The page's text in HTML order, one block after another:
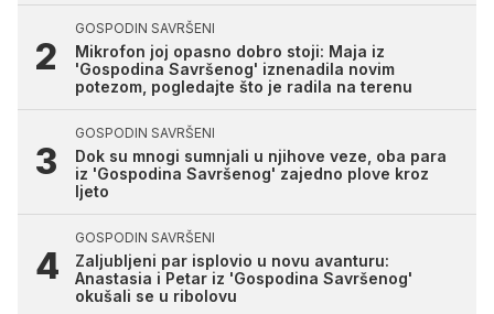
GOSPODIN SAVRŠENI
Mikrofon joj opasno dobro stoji: Maja iz
'Gospodina Savršenog' iznenadila novim
potezom, pogledajte što je radila na terenu
GOSPODIN SAVRŠENI
Dok su mnogi sumnjali u njihove veze, oba para
iz 'Gospodina Savršenog' zajedno plove kroz
ljeto
GOSPODIN SAVRŠENI
Zaljubljeni par isplovio u novu avanturu:
Anastasia i Petar iz 'Gospodina Savršenog'
okušali se u ribolovu